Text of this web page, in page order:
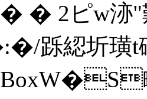
� � 2ピw洂
跞綛圻璜t